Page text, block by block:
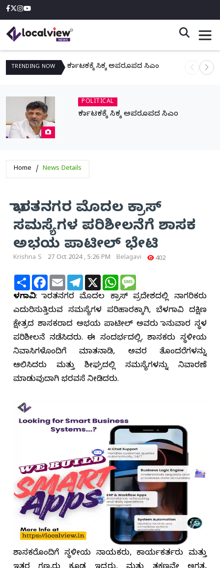
TRENDING NOW ಕರ್ನಾಟಕಕ್ಕೆ ಸಿಕ್ಕ ಅಪರೂಪದ ಸಿಎಂ ನಾಳೆ
POLITICAL
ಕರ್ನಾಟಕಕ್ಕೆ ಸಿಕ್ಕ ಅಪರೂಪದ ಸಿಎಂ
Home News Details
ಭಾರತನಗರ ಮೊದಲ ಕ್ರಾಸ್‌
ಸಮಸ್ಯೆಗಳ ಪರಿಶೀಲನೆಗೆ ಶಾಸಕ
ಅಭಯ ಪಾಟೀಲ್ ಭೇಟಿ
Krishna S 27 Oct 2024 , 5:26 PM Belagavi 402
ShareFacebook
Email Telegram
X WhatsApp
ಬೆಳಗಾವಿ: ಭಾರತನಗರ ಮೊದಲ ಕ್ರಾಸ್‌ ಪ್ರದೇಶದಲ್ಲಿ ನಾಗರಿಕರು
ಎದುರಿಸುತ್ತಿರುವ ಸಮಸ್ಯೆಗಳ ಪರಿಹಾರಕ್ಕಾಗಿ, ಬೆಳಗಾವಿ ದಕ್ಷಿಣ
ಕ್ಷೇತ್ರದ ಶಾಸಕರಾದ ಅಭಯ ಪಾಟೀಲ್ ಅವರು ಭಾನುವಾರ ಸ್ಥಳ
ಪರಿಶೀಲನೆ ನಡೆಸಿದರು. ಈ ಸಂದರ್ಭದಲ್ಲಿ, ಶಾಸಕರು ಸ್ಥಳೀಯ
ನಿವಾಸಿಗಳೊಂದಿಗೆ ಮಾತನಾಡಿ, ಅವರ ತೊಂದರೆಗಳನ್ನು
ಆಲಿಸಿದರು ಮತ್ತು ಶೀಘ್ರದಲ್ಲಿ ಸಮಸ್ಯೆಗಳನ್ನು ನಿವಾರಣೆ
ಮಾಡುವುದಾಗಿ ಭರವಸೆ ನೀಡಿದರು.
ಶಾಸಕರೊಂದಿಗೆ ಸ್ಥಳೀಯ ನಾಯಕರು, ಕಾರ್ಯಕರ್ತರು ಮತ್ತು